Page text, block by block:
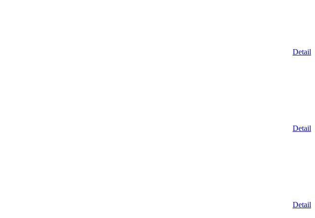
Detail
Detail
Detail